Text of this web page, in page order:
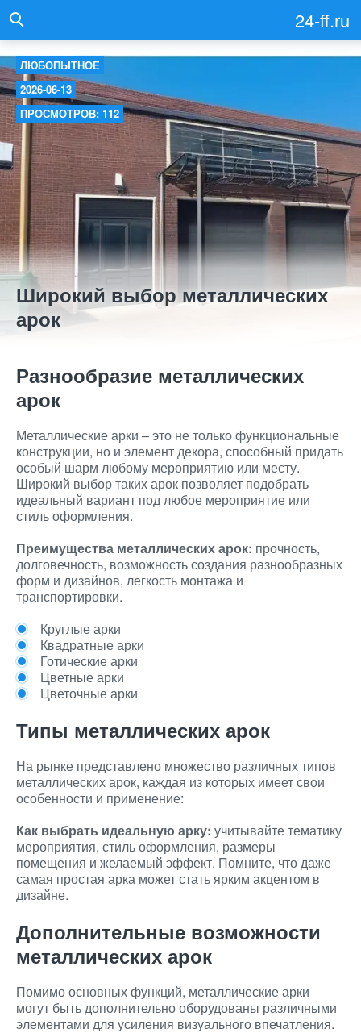
24-ff.ru
ЛЮБОПЫТНОЕ
2026-06-13
ПРОСМОТРОВ: 112
Широкий выбор металлических
арок
Разнообразие металлических
арок
Металлические арки – это не только функциональные
конструкции, но и элемент декора, способный придать
особый шарм любому мероприятию или месту.
Широкий выбор таких арок позволяет подобрать
идеальный вариант под любое мероприятие или
стиль оформления.
Преимущества металлических арок: прочность,
долговечность, возможность создания разнообразных
форм и дизайнов, легкость монтажа и
транспортировки.
Круглые арки
Квадратные арки
Готические арки
Цветные арки
Цветочные арки
Типы металлических арок
На рынке представлено множество различных типов
металлических арок, каждая из которых имеет свои
особенности и применение:
Как выбрать идеальную арку: учитывайте тематику
мероприятия, стиль оформления, размеры
помещения и желаемый эффект. Помните, что даже
самая простая арка может стать ярким акцентом в
дизайне.
Дополнительные возможности
металлических арок
Помимо основных функций, металлические арки
могут быть дополнительно оборудованы различными
элементами для усиления визуального впечатления.